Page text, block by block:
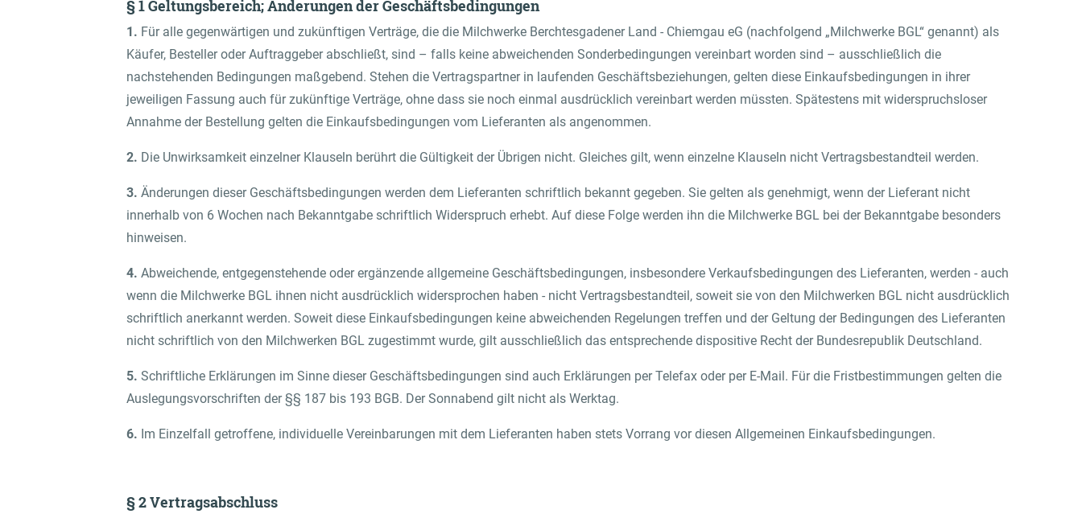
Gastronomo
Al negozio online di Frischdienst
§ 1 Geltungsbereich; Änderungen der Geschäftsbedingungen
1. Für alle gegenwärtigen und zukünftigen Verträge, die die Milchwerke Berchtesgadener Land - Chiemgau eG (nachfolgend „Milchwerke BGL“ genannt) als
Käufer, Besteller oder Auftraggeber abschließt, sind – falls keine abweichenden Sonderbedingungen vereinbart worden sind – ausschließlich die
nachstehenden Bedingungen maßgebend. Stehen die Vertragspartner in laufenden Geschäftsbeziehungen, gelten diese Einkaufsbedingungen in ihrer
jeweiligen Fassung auch für zukünftige Verträge, ohne dass sie noch einmal ausdrücklich vereinbart werden müssten. Spätestens mit widerspruchsloser
Annahme der Bestellung gelten die Einkaufsbedingungen vom Lieferanten als angenommen.
2. Die Unwirksamkeit einzelner Klauseln berührt die Gültigkeit der Übrigen nicht. Gleiches gilt, wenn einzelne Klauseln nicht Vertragsbestandteil werden.
3. Änderungen dieser Geschäftsbedingungen werden dem Lieferanten schriftlich bekannt gegeben. Sie gelten als genehmigt, wenn der Lieferant nicht
innerhalb von 6 Wochen nach Bekanntgabe schriftlich Widerspruch erhebt. Auf diese Folge werden ihn die Milchwerke BGL bei der Bekanntgabe besonders
hinweisen.
4. Abweichende, entgegenstehende oder ergänzende allgemeine Geschäftsbedingungen, insbesondere Verkaufsbedingungen des Lieferanten, werden - auch
wenn die Milchwerke BGL ihnen nicht ausdrücklich widersprochen haben - nicht Vertragsbestandteil, soweit sie von den Milchwerken BGL nicht ausdrücklich
schriftlich anerkannt werden. Soweit diese Einkaufsbedingungen keine abweichenden Regelungen treffen und der Geltung der Bedingungen des Lieferanten
nicht schriftlich von den Milchwerken BGL zugestimmt wurde, gilt ausschließlich das entsprechende dispositive Recht der Bundesrepublik Deutschland.
5. Schriftliche Erklärungen im Sinne dieser Geschäftsbedingungen sind auch Erklärungen per Telefax oder per E-Mail. Für die Fristbestimmungen gelten die
Auslegungsvorschriften der §§ 187 bis 193 BGB. Der Sonnabend gilt nicht als Werktag.
6. Im Einzelfall getroffene, individuelle Vereinbarungen mit dem Lieferanten haben stets Vorrang vor diesen Allgemeinen Einkaufsbedingungen.
§ 2 Vertragsabschluss